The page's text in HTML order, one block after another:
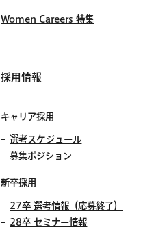
Women Careers 特集
採用情報
キャリア採用
選考スケジュール
募集ポジション
新卒採用
27卒 選考情報（応募終了）
28卒 セミナー情報